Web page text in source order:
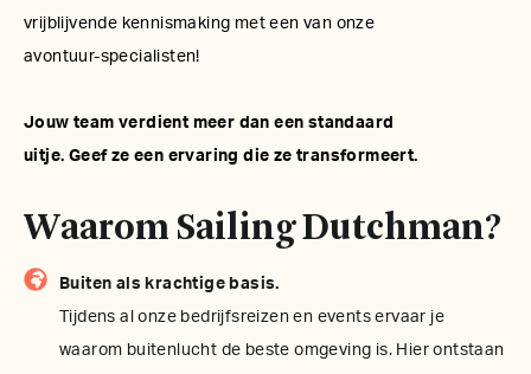
vrijblijvende kennismaking met een van onze
avontuur-specialisten!
Jouw team verdient meer dan een standaard
uitje. Geef ze een ervaring die ze transformeert.
Waarom Sailing Dutchman?
Buiten als krachtige basis.
Tijdens al onze bedrijfsreizen en events ervaar je
waarom buitenlucht de beste omgeving is. Hier ontstaan